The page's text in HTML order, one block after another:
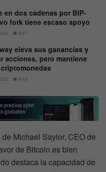
en dos cadenas por BIP-
fork tiene escaso apoyo
697
eleva sus ganancias y
acciones, pero mantiene
816
Michael Saylor, CEO de
de Bitcoin es bien
destaca la capacidad de